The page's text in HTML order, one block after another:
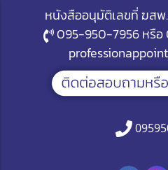
หนังสืออนุมัติเลขที่ ฆ
095-950-7956หรือ